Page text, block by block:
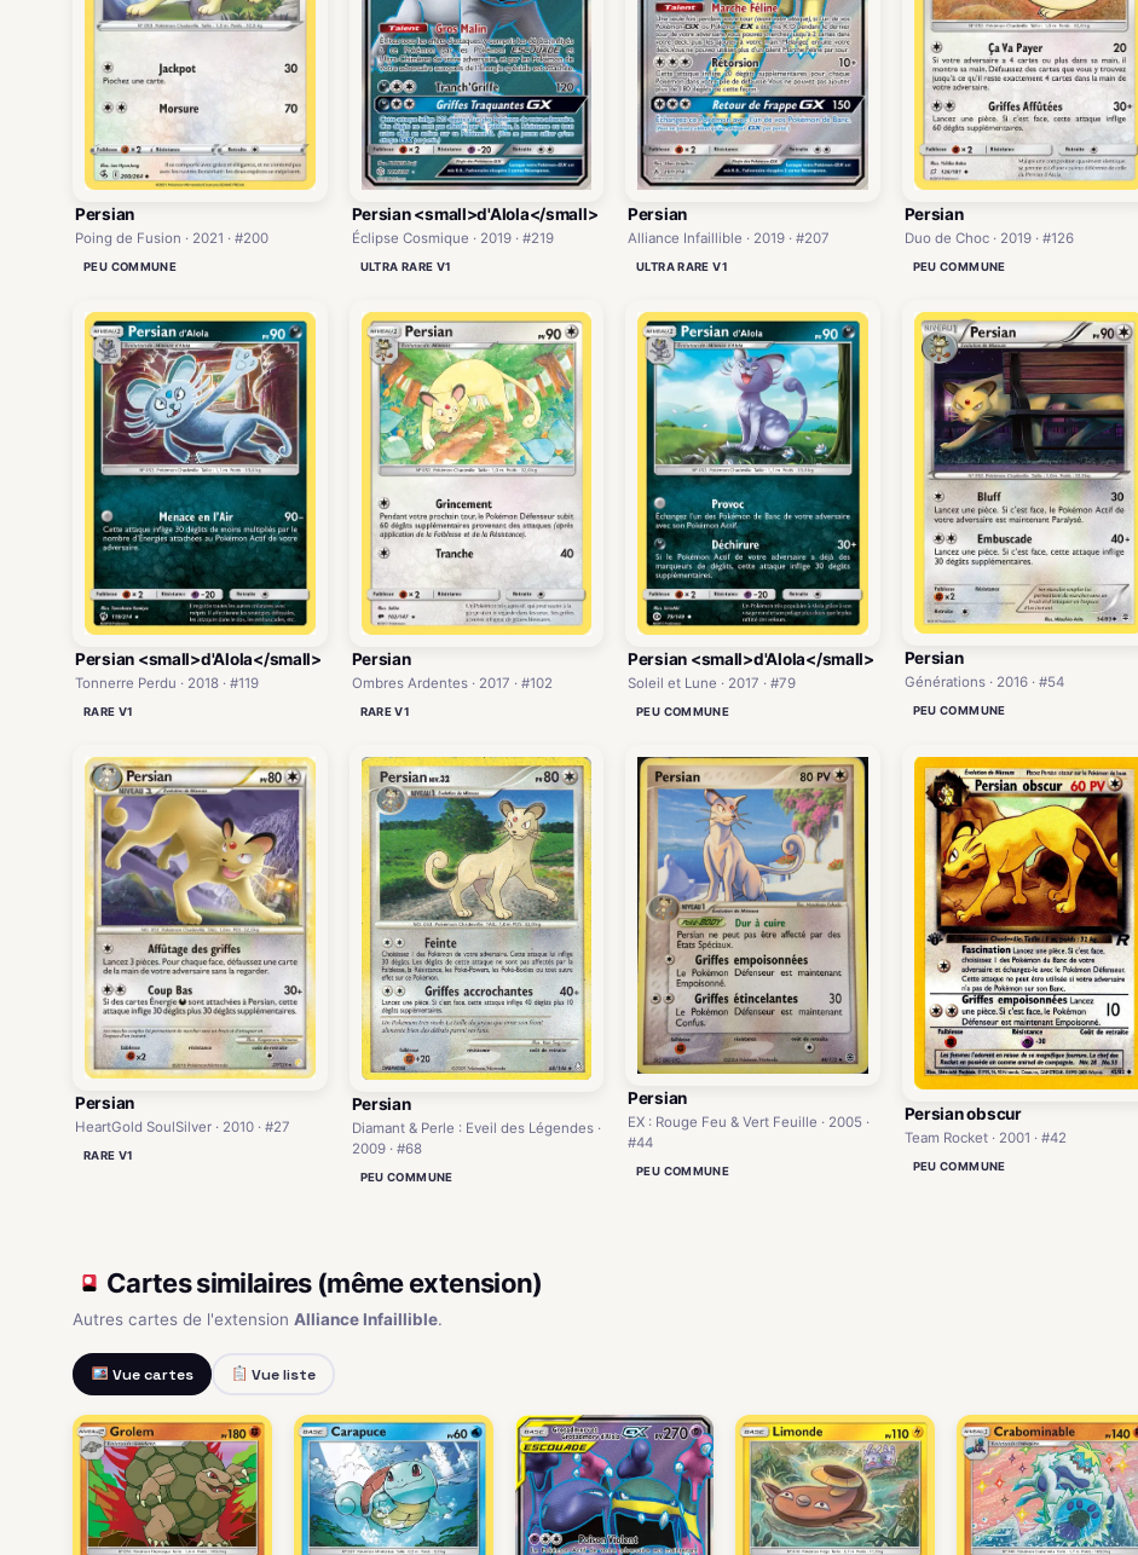
Persian
Poing de Fusion · 2021 · #200
PEU COMMUNE
Persian <small>d'Alola</small>
Éclipse Cosmique · 2019 · #219
ULTRA RARE V1
Persian
Alliance Infaillible · 2019 · #207
ULTRA RARE V1
Persian
Duo de Choc · 2019 · #126
PEU COMMUNE
Persian <small>d'Alola</small>
Tonnerre Perdu · 2018 · #119
RARE V1
Persian
Ombres Ardentes · 2017 · #102
RARE V1
Persian <small>d'Alola</small>
Soleil et Lune · 2017 · #79
PEU COMMUNE
Persian
Générations · 2016 · #54
PEU COMMUNE
Persian
HeartGold SoulSilver · 2010 · #27
RARE V1
Persian
Diamant & Perle : Eveil des Légendes ·
2009 · #68
PEU COMMUNE
Persian
EX : Rouge Feu & Vert Feuille · 2005 ·
#44
PEU COMMUNE
Persian obscur
Team Rocket · 2001 · #42
PEU COMMUNE
Cartes similaires (même extension)
Autres cartes de l'extension Alliance Infaillible.
Vue cartes Vue liste